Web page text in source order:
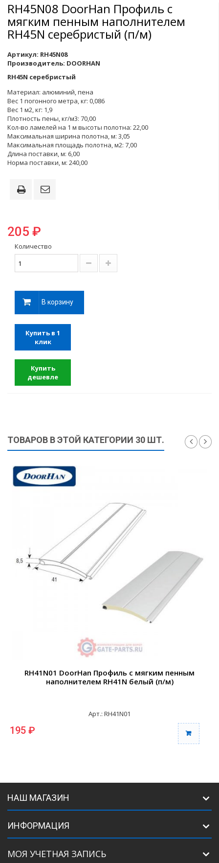
RH45N08 DoorHan Профиль с
мягким пенным наполнителем
RH45N серебристый (п/м)
Артикул: RH45N08
Производитель: DOORHAN
RH45N серебристый
Материал: алюминий, пена
Вес 1 погонного метра, кг: 0,086
Вес 1 м2, кг: 1,9
Плотность пены, кг/м3: 70,00
Кол-во ламелей на 1 м высоты полотна: 22,00
Максимальная ширина полотна, м: 3,05
Максимальная площадь полотна, м2: 7,00
Длина поставки, м: 6,00
Норма поставки, м: 240,00
205 ₽
Количество
В корзину
Купить в 1
клик
Купить
дешевле
ТОВАРОВ В ЭТОЙ КАТЕГОРИИ 30 ШТ.
RH41N01 DoorHan Профиль с мягким пенным
наполнителем RH41N белый (п/м)
Арт.: RH41N01
195 ₽
НАШ МАГАЗИН
ИНФОРМАЦИЯ
МОЯ УЧЕТНАЯ ЗАПИСЬ